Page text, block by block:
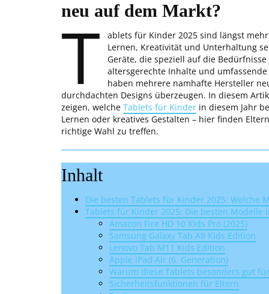
neu auf dem Markt?
T
ablets für Kinder 2025 sind längst
Lernen, Kreativität und Unterhaltung
Geräte, die speziell auf die
altersgerechte Inhalte und
haben mehrere namhafte Hersteller
durchdachten Designs überzeugen. In diesem
zeigen, welche Tablets für Kinder in diesem Jahr
Lernen oder kreatives Gestalten – hier finden
richtige Wahl zu treffen.
Inhalt
Die besten Tablets für Kinder 2025: Welche
Tablets für Kinder 2025: Die besten Modelle
Amazon Fire HD 10 Kids Pro (2025)
Samsung Galaxy Tab A9 Kids Edition
Lenovo Tab M11 Kids Edition
Apple iPad Air (6. Generation)
Warum diese Tablets besonders gut
Sicherheitsfunktionen für Eltern